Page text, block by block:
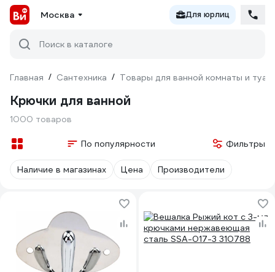
Москва Для юрлиц
Поиск в каталоге
Главная / Сантехника / Товары для ванной комнаты и
Крючки для ванной
1000 товаров
По популярности Фильтры
Наличие в магазинах Цена Производители